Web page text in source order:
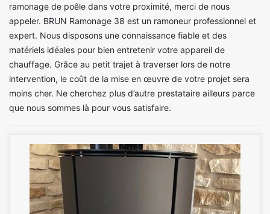
ramonage de poêle dans votre proximité, merci de nous
appeler. BRUN Ramonage 38 est un ramoneur professionnel et
expert. Nous disposons une connaissance fiable et des
matériels idéales pour bien entretenir votre appareil de
chauffage. Grâce au petit trajet à traverser lors de notre
intervention, le coût de la mise en œuvre de votre projet sera
moins cher. Ne cherchez plus d’autre prestataire ailleurs parce
que nous sommes là pour vous satisfaire.